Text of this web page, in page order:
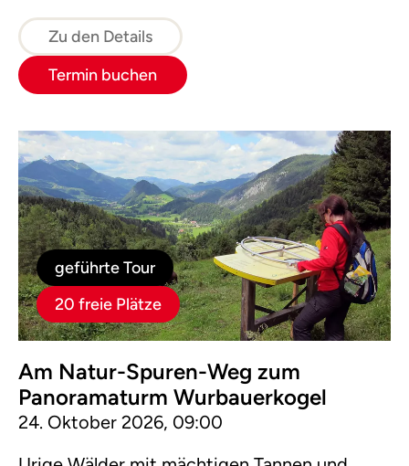
Zu den Details
Termin buchen
geführte Tour
20 freie Plätze
Am Natur-Spuren-Weg zum
Panoramaturm Wurbauerkogel
24. Oktober 2026, 09:00